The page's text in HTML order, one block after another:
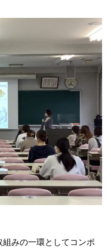
みの一環としてコンポ